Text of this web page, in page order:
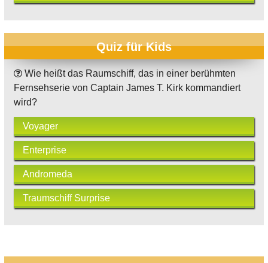
Quiz für Kids
Wie heißt das Raumschiff, das in einer berühmten
Fernsehserie von Captain James T. Kirk kommandiert
wird?
Voyager
Enterprise
Andromeda
Traumschiff Surprise